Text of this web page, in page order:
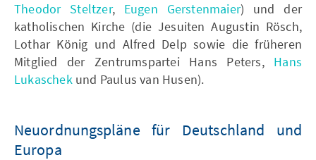
Theodor Steltzer, Eugen Gerstenmaier) und der
katholischen Kirche (die Jesuiten Augustin Rösch,
Lothar König und Alfred Delp sowie die früheren
Mitglied der Zentrumspartei Hans Peters, Hans
Lukaschekund Paulus van Husen).
Neuordnungspläne für Deutschland und
Europa